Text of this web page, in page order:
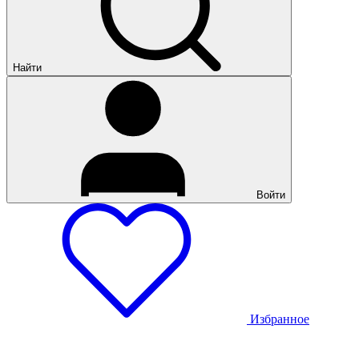
Найти
Войти
Избранное